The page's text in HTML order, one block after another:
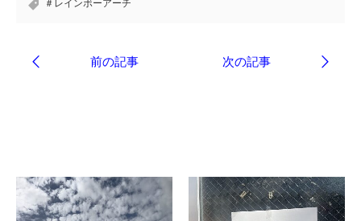
＃レインボーアーチ